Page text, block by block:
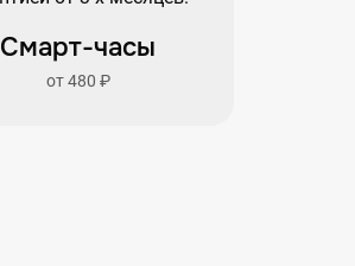
Смарт-часы
от 480 ₽